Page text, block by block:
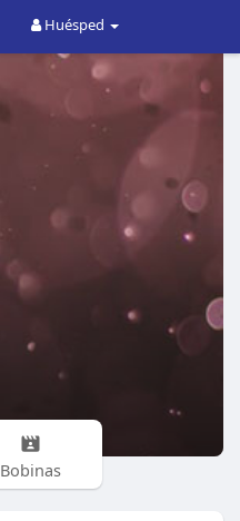
Huésped
Bobinas